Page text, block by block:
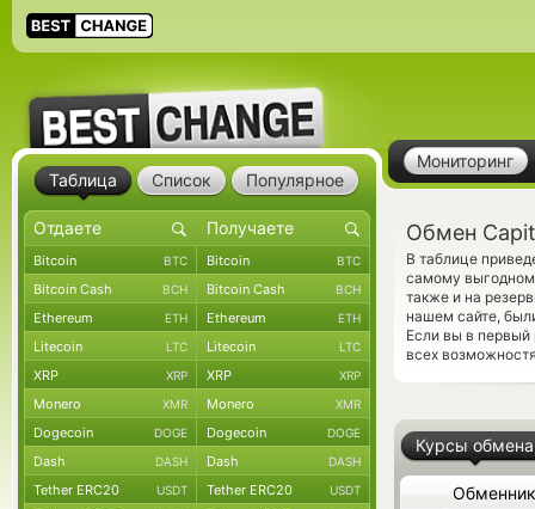
Мониторинг
Обмен
В таблице
самому
также и на
нашем сайте,
Если вы в первый
всех
Курсы обмена
Обменник
Таблица Список Популярное
Bitcoin BTC Bitcoin BTC
Bitcoin Cash BCH Bitcoin Cash BCH
Ethereum ETH Ethereum ETH
Litecoin LTC Litecoin LTC
XRP XRP XRP XRP
Monero XMR Monero XMR
Dogecoin DOGE Dogecoin DOGE
Dash DASH Dash DASH
Tether ERC20 USDT Tether ERC20 USDT